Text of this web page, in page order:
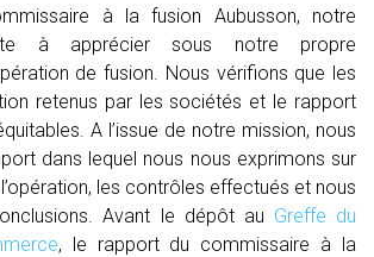
à la fusion Aubusson, notre
à apprécier sous notre propre
de fusion. Nous vérifions que les
retenus par les sociétés et le rapport
A l’issue de notre mission, nous
dans lequel nous nous exprimons sur
les contrôles effectués et nous
Avant le dépôt au Greffe du
, le rapport du commissaire à la